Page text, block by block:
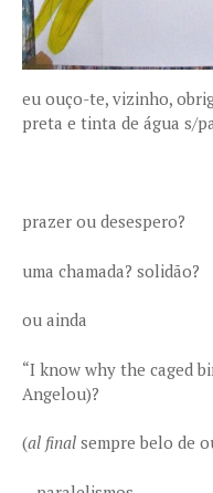
eu ouço-te, vizinho,
preta e tinta de água s/
prazer ou desespero?
uma chamada? solidão?
ou ainda
“I know why the caged
Angelou)?
(al final sempre belo de